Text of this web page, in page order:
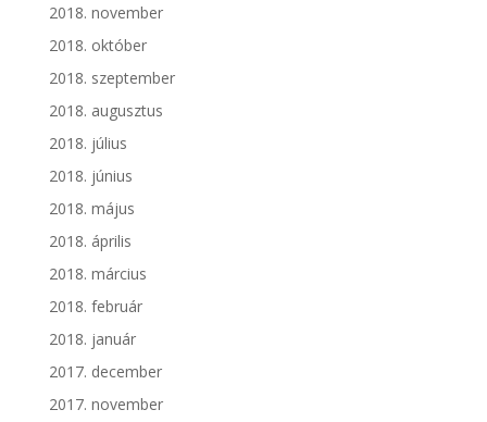
2018. november
2018. október
2018. szeptember
2018. augusztus
2018. július
2018. június
2018. május
2018. április
2018. március
2018. február
2018. január
2017. december
2017. november